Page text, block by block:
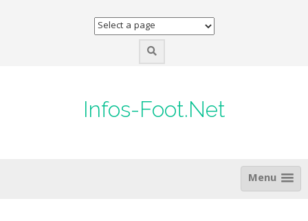
Infos-Foot.Net
Menu